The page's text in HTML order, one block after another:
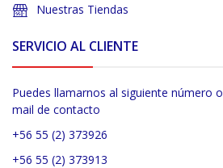
Nuestras Tiendas
SERVICIO AL CLIENTE
Puedes llamarnos al siguiente número
mail de contacto
+56 55 (2) 373926
+56 55 (2) 373913